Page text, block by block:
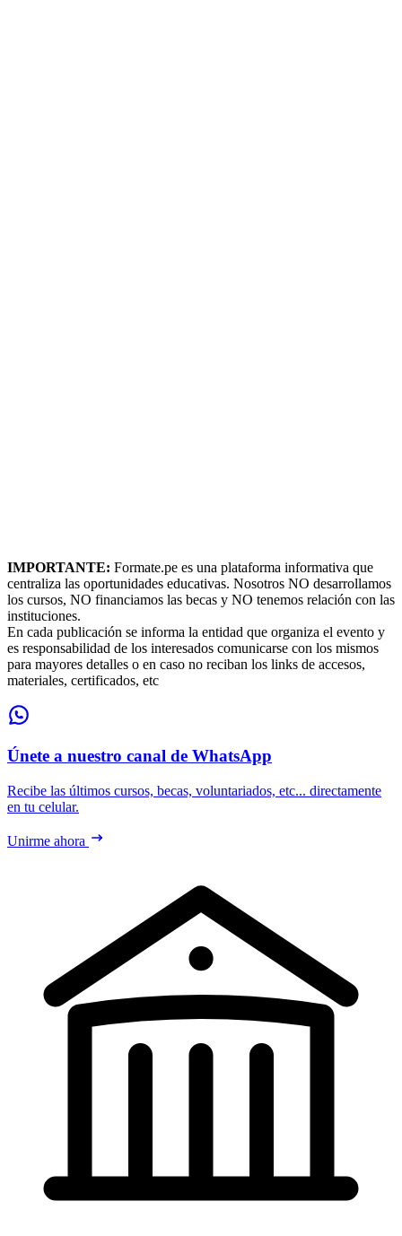
IMPORTANTE: Formate.pe es una plataforma informativa que
centraliza las oportunidades educativas. Nosotros NO desarrollamos
los cursos, NO financiamos las becas y NO tenemos relación con las
instituciones.
En cada publicación se informa la entidad que organiza el evento y
es responsabilidad de los interesados comunicarse con los mismos
para mayores detalles o en caso no reciban los links de accesos,
materiales, certificados, etc
Únete a nuestro canal de WhatsApp
Recibe las últimos cursos, becas, voluntariados, etc... directamente
en tu celular.
Unirme ahora